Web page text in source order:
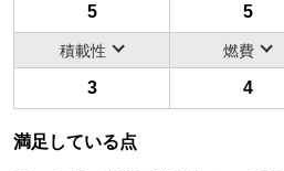
5 5
積載性 燃費
3 4
満足している点